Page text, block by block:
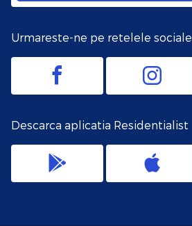
Urmareste-ne pe retelele sociale
Descarca aplicatia Residentialist